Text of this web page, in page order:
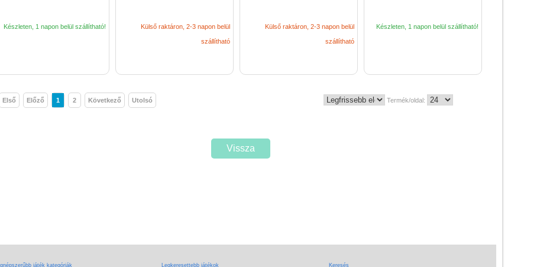
Készleten, 1 napon belül szállítható! Külső raktáron, 2-3 napon belül
szállítható
Külső raktáron, 2-3 napon belül
szállítható
Készleten, 1 napon belül szállítható!
Első Előző 1 2 Következő Utolsó Termék/oldal:
Vissza
játék kategóriák Legkeresettebb játékok Keresés
Adatkezelés
ÁSZF